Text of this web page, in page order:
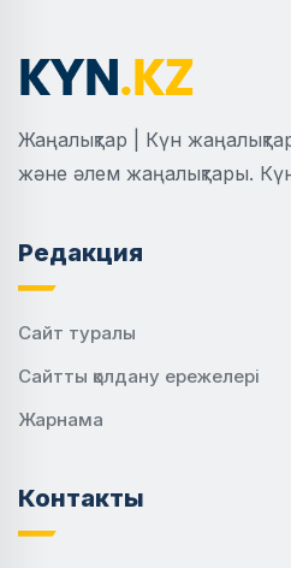
Жаңалықтар | Күн
және әлем жаңалықтары.
Редакция
Сайт туралы
Сайтты қолдану ережелері
Жарнама
Контакты